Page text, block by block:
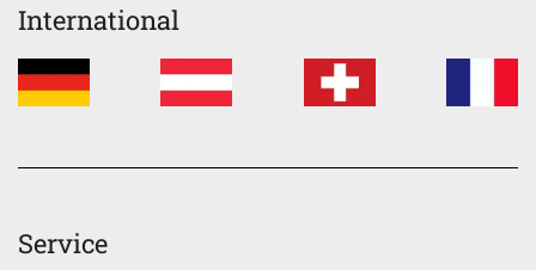
International
Service